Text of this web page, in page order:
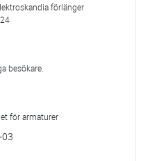
förlänger
besökare.
för armaturer